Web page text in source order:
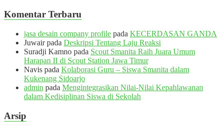
Komentar Terbaru
jasa desain company profile pada KECERDASAN GANDA
Juwairpada Deskripsi Tentang Laju Reaksi
Suradji Kamno pada Scout Smanita Raih Juara Umum
Harapan II di Scout Station Jawa Timur
Navis pada Kolaborasi Guru – Siswa Smanita dalam
Kukenang Sidoarjo
admin pada Mengintegrasikan Nilai-Nilai Kepahlawanan
dalam Kedisiplinan Siswa di Sekolah
Arsip